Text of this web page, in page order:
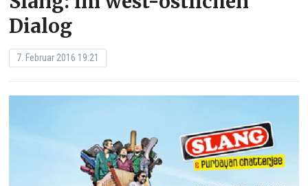
Dialog
7. Februar 2016 19:21